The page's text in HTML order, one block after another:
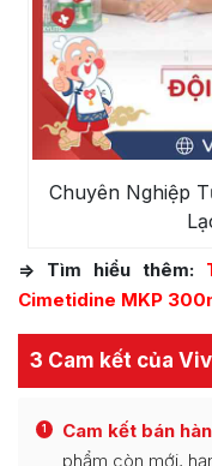
Chuyên Nghiệp
=> Tìm hiểu thêm:
Cimetidine MKP
3 Cam kết của
1 Cam kết bán
phẩm còn mới,